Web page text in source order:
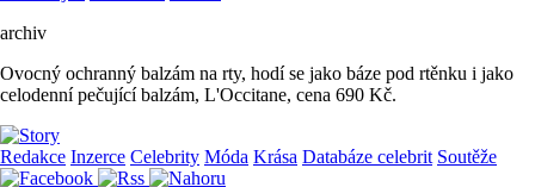
archiv
Ovocný ochranný balzám na rty, hodí se jako báze pod rtěnku i jako
celodenní pečující balzám, L'Occitane, cena 690 Kč.
Redakce Inzerce Celebrity Móda Krása Databáze celebrit Soutěže